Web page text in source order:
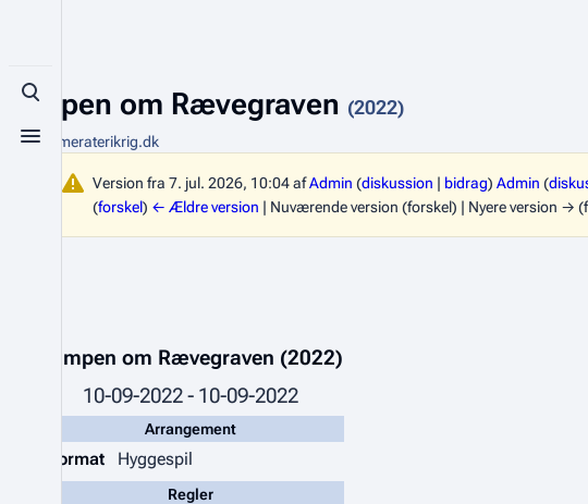
Toggle search
Toggle menu
Kampen om Rævegraven (2022)
Fra Kammeraterikrig.dk
Version fra 7. jul. 2026, 10:04 afAdmin (diskussion | bidrag) Admin (
(forskel) ← Ældre version | Nuværende version (forskel) | Nyere version →
Kampen om Rævegraven (2022)
10-09-2022 - 10-09-2022
Arrangement
Format Hyggespil
Regler